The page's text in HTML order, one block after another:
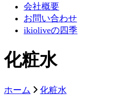
会社概要
お問い合わせ
ikioliveの四季
化粧水
ホーム
化粧水